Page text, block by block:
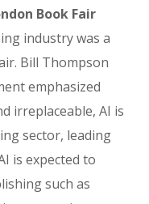
Book Fair
industry was a
Bill Thompson
emphasized
irreplaceable, AI is
sector, leading
is expected to
such as